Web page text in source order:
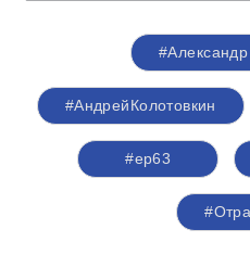
#АндрейКолотовкин
#ер63